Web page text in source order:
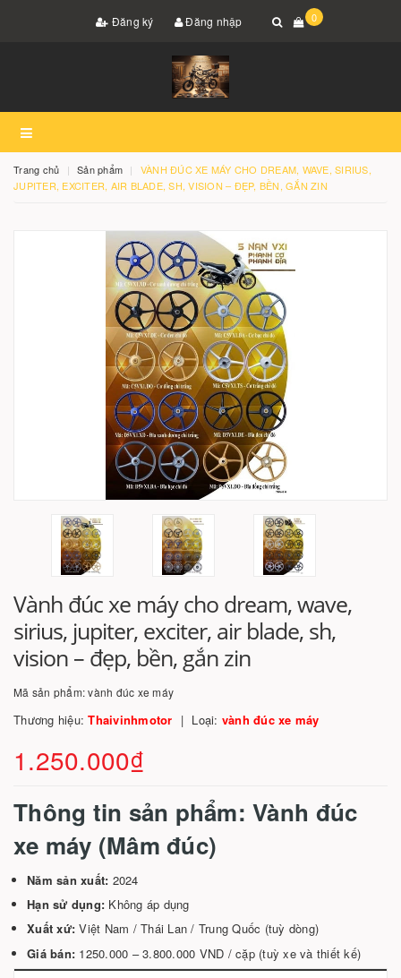
Đăng ký Đăng nhập 0
Trang chủ Sản phẩm
VÀNH ĐÚC XE MÁY CHO DREAM, WAVE, SIRIUS,
JUPITER, EXCITER, AIR BLADE, SH, VISION – ĐẸP, BỀN, GẮN ZIN
Vành đúc xe máy cho dream, wave,
sirius, jupiter, exciter, air blade, sh,
vision – đẹp, bền, gắn zin
Mã sản phẩm:vành đúc xe máy
Thương hiệu:Thaivinhmotor Loại: vành đúc xe máy
1.250.000₫
Thông tin sản phẩm: Vành đúc
xe máy (Mâm đúc)
Năm sản xuất: 2024
Hạn sử dụng: Không áp dụng
Xuất xứ: Việt Nam / Thái Lan / Trung Quốc (tuỳ dòng)
Giá bán: 1250.000 – 3.800.000 VND / cặp (tuỳ xe và thiết kế)